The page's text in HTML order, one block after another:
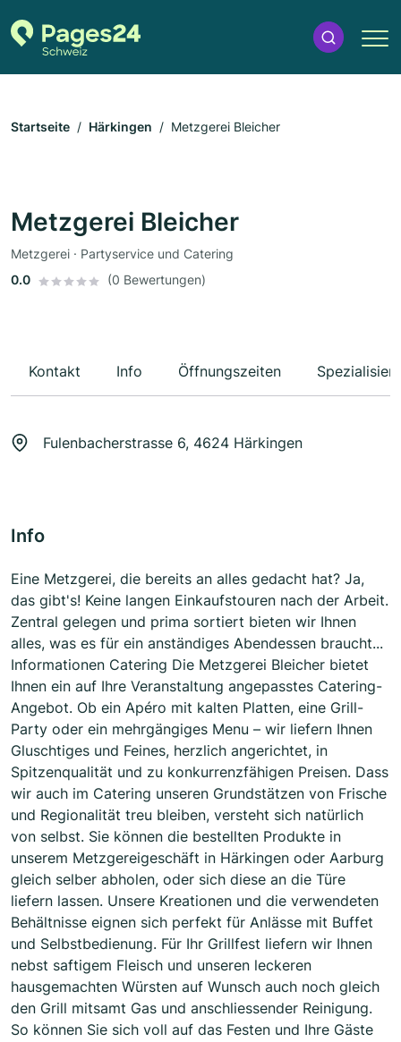
Startseite Härkingen Metzgerei Bleicher
Metzgerei Bleicher
Metzgerei · Partyservice und Catering
0.0
(0 Bewertungen)
Kontakt Info Öffnungszeiten
Fulenbacherstrasse 6, 4624 Härkingen
Info
Eine Metzgerei, die bereits an alles gedacht hat? Ja,
das gibt's! Keine langen Einkaufstouren nach der Arbeit.
Zentral gelegen und prima sortiert bieten wir Ihnen
alles, was es für ein anständiges Abendessen braucht...
Informationen Catering Die Metzgerei Bleicher bietet
Ihnen ein auf Ihre Veranstaltung angepasstes Catering-
Angebot. Ob ein Apéro mit kalten Platten, eine Grill-
Party oder ein mehrgängiges Menu – wir liefern Ihnen
Gluschtiges und Feines, herzlich angerichtet, in
Spitzenqualität und zu konkurrenzfähigen Preisen. Dass
wir auch im Catering unseren Grundstätzen von Frische
und Regionalität treu bleiben, versteht sich natürlich
von selbst. Sie können die bestellten Produkte in
unserem Metzgereigeschäft in Härkingen oder Aarburg
gleich selber abholen, oder sich diese an die Türe
liefern lassen. Unsere Kreationen und die verwendeten
Behältnisse eignen sich perfekt für Anlässe mit Buffet
und Selbstbedienung. Für Ihr Grillfest liefern wir Ihnen
nebst saftigem Fleisch und unseren leckeren
hausgemachten Würsten auf Wunsch auch noch gleich
den Grill mitsamt Gas und anschliessender Reinigung.
So können Sie sich voll auf das Festen und Ihre Gäste